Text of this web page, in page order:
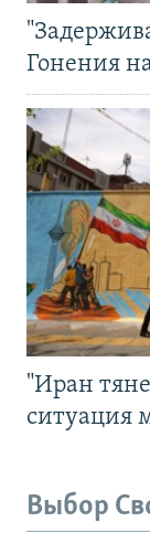
Гонения
"Иран
ситуация
Выбор